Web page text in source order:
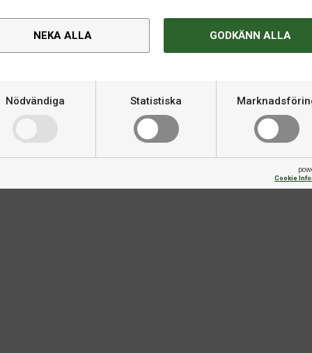
NEKA ALLA GODKÄNN ALLA
Nödvändiga Statistiska
Cookie
känt för sin hållbarhet och
finjustera spelplanen för
en jämn spelyta och
Mått L x B x H